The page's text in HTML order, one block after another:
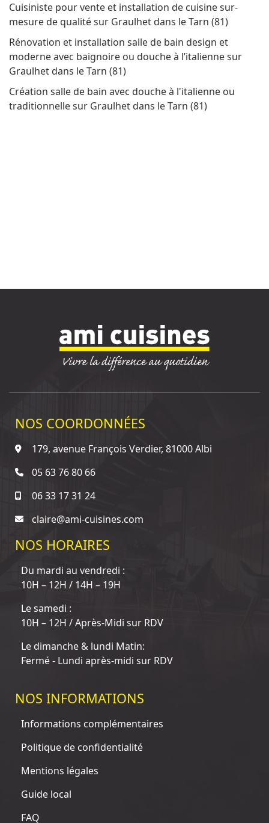
Cuisiniste pour vente et installation de cuisine sur-
mesure de qualité sur Graulhet dans le Tarn (81)
Rénovation et installation salle de bain design et
moderne avec baignoire ou douche à l’italienne sur
Graulhet dans le Tarn (81)
Création salle de bain avec douche à l'italienne ou
traditionnelle sur Graulhet dans le Tarn (81)
NOS COORDONNÉES
179, avenue François Verdier, 81000 Albi
05 63 76 80 66
06 33 17 31 24
claire@ami-cuisines.com
NOS HORAIRES
Du mardi au vendredi :
10H – 12H / 14H – 19H
Le samedi :
10H – 12H / Après-Midi sur RDV
Le dimanche & lundi Matin:
Fermé - Lundi après-midi sur RDV
NOS INFORMATIONS
Informations complémentaires
Politique de confidentialité
Mentions légales
Guide local
FAQ